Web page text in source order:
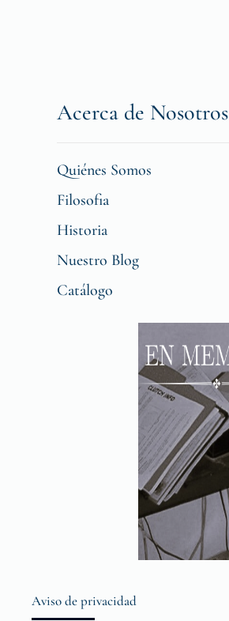
Acerca de Nosotros
Quiénes Somos
Filosofia
Historia
Nuestro Blog
Catálogo
Aviso de privacidad